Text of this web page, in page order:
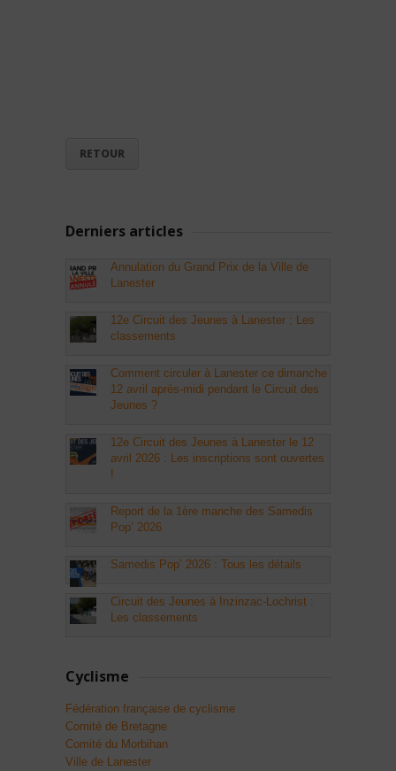
RETOUR
Derniers articles
Annulation du Grand Prix de la Ville de
Lanester
12e Circuit des Jeunes à Lanester : Les
classements
Comment circuler à Lanester ce dimanche
12 avril après-midi pendant le Circuit des
Jeunes ?
12e Circuit des Jeunes à Lanester le 12
avril 2026 : Les inscriptions sont ouvertes
!
Report de la 1ère manche des Samedis
Pop’ 2026
Samedis Pop’ 2026 : Tous les détails
Circuit des Jeunes à Inzinzac-Lochrist :
Les classements
Cyclisme
Fédération française de cyclisme
Comité de Bretagne
Comité du Morbihan
Ville de Lanester